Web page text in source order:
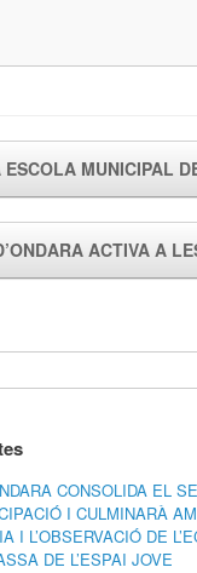
ESCOLA MUNICIPAL
ACTIVA A
CONSOLIDA EL
I CULMINARÀ
I L’OBSERVACIÓ DE
DE L’ESPAI JOVE